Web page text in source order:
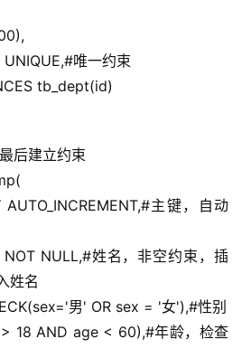
唯一约束
tb_dept(id)
建立约束
主键，自动
NOT NULL,#姓名，非空约束，插
姓名
男' OR sex = '女'),#性别
18 AND age < 60),#年龄，检查